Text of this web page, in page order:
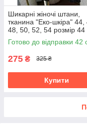
Шикарні жіночі штани,
тканина "Еко-шкіра" 44,
48, 50, 52, 54 розмір 44
Готово до відправки 42
275 ₴ 325 ₴
Купити